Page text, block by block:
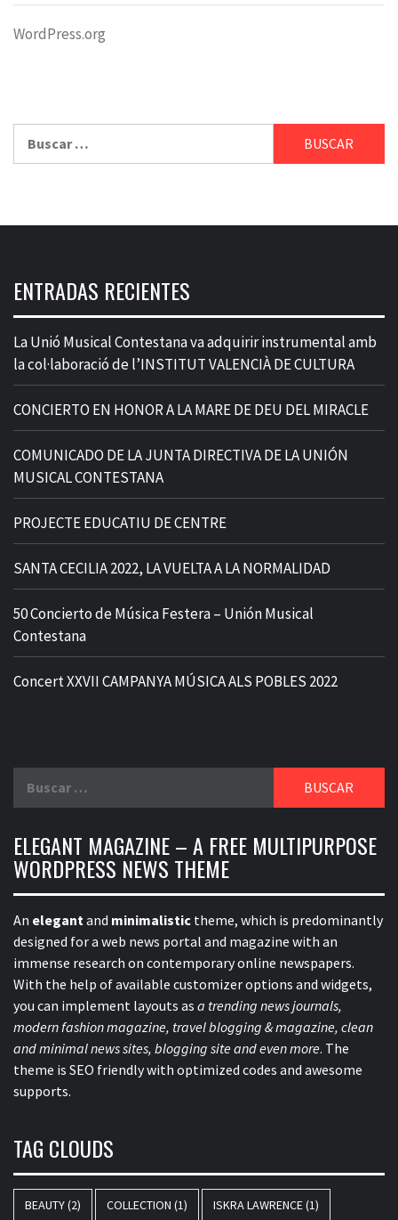
WordPress.org
ENTRADAS RECIENTES
La Unió Musical Contestana va adquirir instrumental amb
la col·laboració de l’INSTITUT VALENCIÀ DE CULTURA
CONCIERTO EN HONOR A LA MARE DE DEU DEL MIRACLE
COMUNICADO DE LA JUNTA DIRECTIVA DE LA UNIÓN
MUSICAL CONTESTANA
PROJECTE EDUCATIU DE CENTRE
SANTA CECILIA 2022, LA VUELTA A LA NORMALIDAD
50 Concierto de Música Festera – Unión Musical
Contestana
Concert XXVII CAMPANYA MÚSICA ALS POBLES 2022
ELEGANT MAGAZINE – A FREE MULTIPURPOSE
WORDPRESS NEWS THEME
An elegantand minimalistic theme, which is predominantly
designed for a web news portal and magazine with an
immense research on contemporary online newspapers.
With the help of available customizer options and widgets,
you can implement layouts as a trending news journals,
modern fashion magazine, travel blogging & magazine, clean
and minimal news sites, blogging site and even more. The
theme is SEO friendly with optimized codes and awesome
supports.
TAG CLOUDS
BEAUTY(2) COLLECTION (1) ISKRA LAWRENCE(1)